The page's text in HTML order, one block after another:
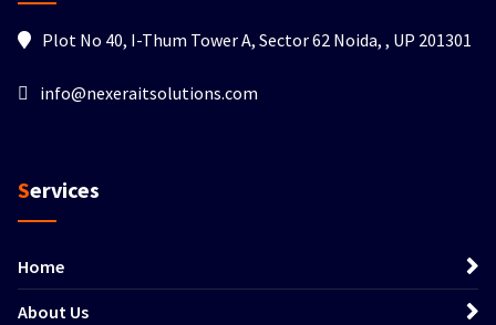
Plot No 40, I-Thum Tower A, Sector 62 Noida, , UP 201301
info@nexeraitsolutions.com
Services
Home
About Us